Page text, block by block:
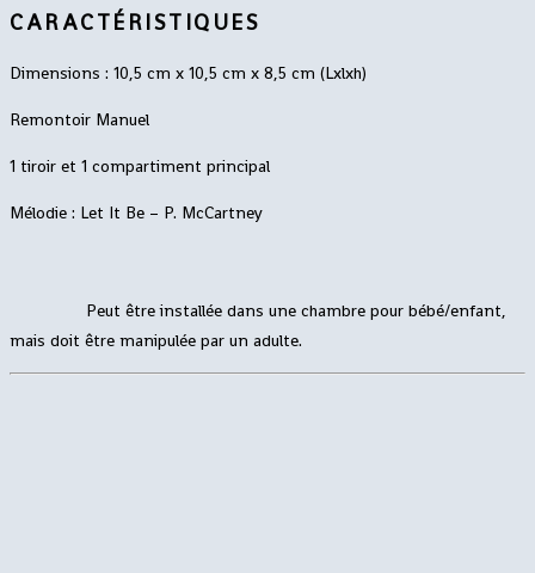
CARACTÉRISTIQUES
Dimensions : 10,5 cm x 10,5 cm x 8,5 cm (Lxlxh)
Remontoir Manuel
1 tiroir et 1 compartiment principal
Mélodie : Let It Be – P. McCartney
Peut être installée dans une chambre pour bébé/enfant,
mais doit être manipulée par un adulte.